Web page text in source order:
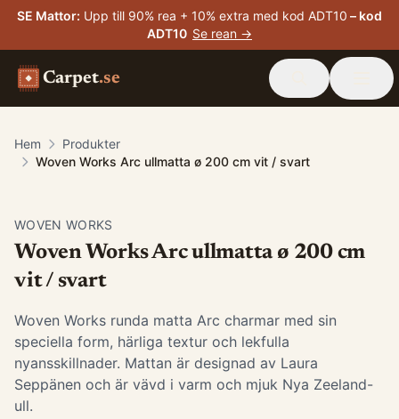
SE Mattor: Upp till 90% rea + 10% extra med kod ADT10 – kod
ADT10 Se rean →
Carpet.se
Hem
Produkter
Woven Works Arc ullmatta ø 200 cm vit / svart
WOVEN WORKS
Woven Works Arc ullmatta ø 200 cm
vit / svart
Woven Works runda matta Arc charmar med sin
speciella form, härliga textur och lekfulla
nyansskillnader. Mattan är designad av Laura
Seppänen och är vävd i varm och mjuk Nya Zeeland-
ull.